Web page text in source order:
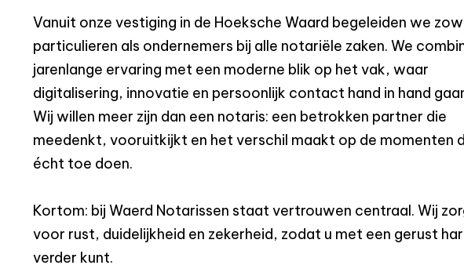
Vanuit onze vestiging in de Hoeksche Waard begeleiden we
particulieren als ondernemers bij alle notariële zaken. We
jarenlange ervaring met een moderne blik op het vak, waar
digitalisering, innovatie en persoonlijk contact hand in hand
Wij willen meer zijn dan een notaris: een betrokken partner die
meedenkt, vooruitkijkt en het verschil maakt op de momenten
écht toe doen.
Kortom: bij Waerd Notarissen staat vertrouwen centraal. Wij
voor rust, duidelijkheid en zekerheid, zodat u met een gerust
verder kunt.